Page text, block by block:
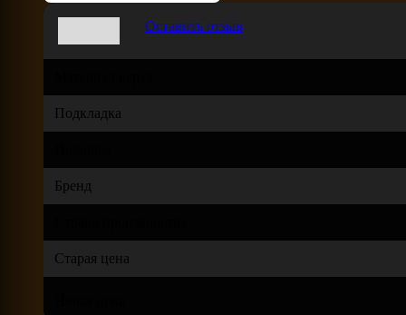
Оставить отзыв
Подкладка
Бренд
Старая цена